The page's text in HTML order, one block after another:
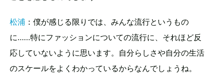
松浦 ：僕が感じる限りでは、みんな流行というもの
に……特にファッションについての流行に、それほど反
応していないように思います。自分らしさや自分の生活
のスケールをよくわかっているからなんでしょうね。